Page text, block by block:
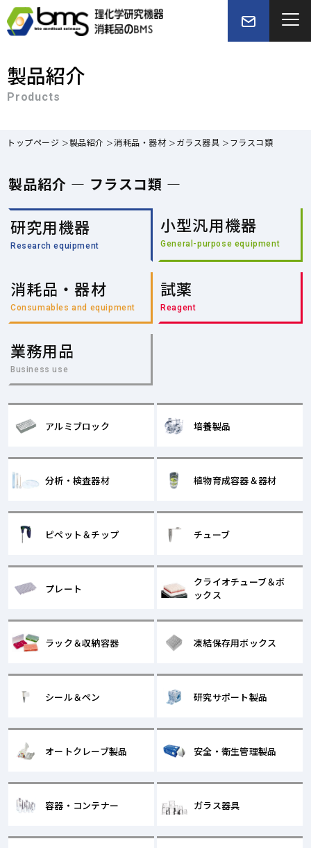
製品紹介
Products
トップページ 製品紹介 消耗品・器材 ガラス器具 フラスコ類
製品紹介 — フラスコ類 —
研究用機器
Research equipment
小型汎用機器
General-purpose equipment
消耗品・器材
Consumables and equipment
試薬
Reagent
業務用品
Business use
アルミブロック 培養製品
分析・検査器材 植物育成容器＆器材
ピペット＆チップ チューブ
プレート
クライオチューブ＆ボ
ックス
ラック＆収納容器 凍結保存用ボックス
シール＆ペン 研究サポート製品
オートクレーブ製品 安全・衛生管理製品
容器・コンテナー ガラス器具